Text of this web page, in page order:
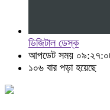
ডিজিটাল ডেস্ক
আপডেট সময় ০৯:২৭:০৮
১০৬ বার পড়া হয়েছে